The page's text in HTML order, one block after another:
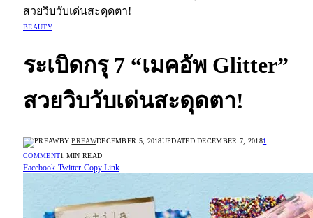
สวยวิบวับเด่นสะดุดตา!
BEAUTY
ระเบิดกรุ 7 “เมคอัพ Glitter”
สวยวิบวับเด่นสะดุดตา!
BY PREAWDECEMBER 5, 2018UPDATED:DECEMBER 7, 20181
COMMENT1 MIN READ
Facebook Twitter Copy Link